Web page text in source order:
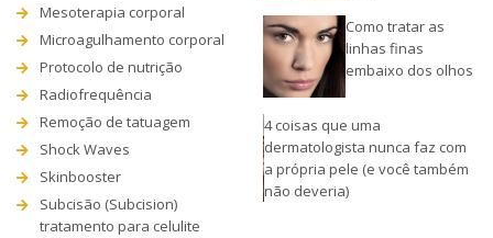
Mesoterapia corporal
Microagulhamento corporal
Protocolo de nutrição
Radiofrequência
Remoção de tatuagem
Shock Waves
Skinbooster
Subcisão (Subcision)
tratamento para celulite
Como tratar as
linhas finas
embaixo dos olhos
4 coisas que uma
dermatologista nunca faz com
a própria pele (e você também
não deveria)